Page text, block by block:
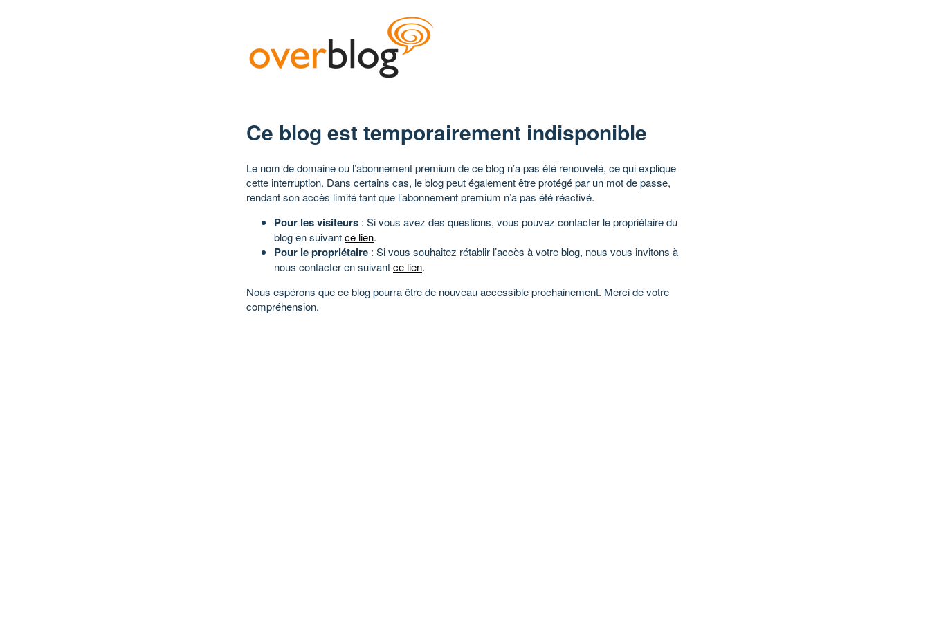
Ce blog est temporairement indisponible
Le nom de domaine ou l’abonnement premium de ce blog n’a pas été renouvelé, ce qui explique
cette interruption. Dans certains cas, le blog peut également être protégé par un mot de passe,
rendant son accès limité tant que l’abonnement premium n’a pas été réactivé.
Pour les visiteurs : Si vous avez des questions, vous pouvez contacter le propriétaire du
blog en suivantce lien.
Pour le propriétaire : Si vous souhaitez rétablir l’accès à votre blog, nous vous invitons à
nous contacter en suivantce lien.
Nous espérons que ce blog pourra être de nouveau accessible prochainement. Merci de votre
compréhension.